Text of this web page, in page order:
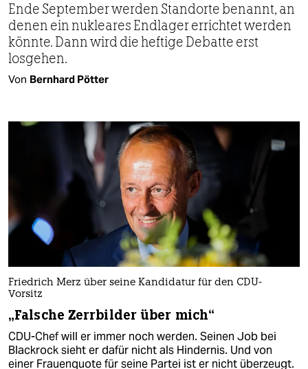
Ende September werden Standorte benannt, an
denen ein nukleares Endlager errichtet werden
könnte. Dann wird die heftige Debatte erst
losgehen.
Von Bernhard Pötter
Friedrich Merz über seine Kandidatur für den CDU-
Vorsitz
„Falsche Zerrbilder über mich“
CDU-Chef will er immer noch werden. Seinen Job bei
Blackrock sieht er dafür nicht als Hindernis. Und von
einer Frauenquote für seine Partei ist er nicht überzeugt.